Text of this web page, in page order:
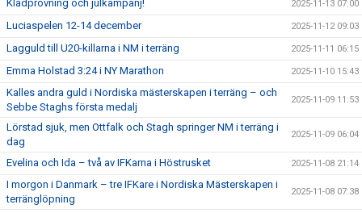
Klädprovning och julkampanj! 2025-11-13 07:00
Luciaspelen 12-14 december 2025-11-12 09:03
Lagguld till U20-killarna i NM i terräng 2025-11-11 06:15
Emma Holstad 3:24 i NY Marathon 2025-11-10 15:43
Kalles andra guld i Nordiska mästerskapen i terräng – och
Sebbe Staghs första medalj
2025-11-09 11:53
Lörstad sjuk, men Ottfalk och Stagh springer NM i terräng i
dag
2025-11-09 06:04
Evelina och Ida – två av IFKarna i Höstrusket 2025-11-08 21:14
I morgon i Danmark – tre IFKare i Nordiska Mästerskapen i
terränglöpning
2025-11-08 07:38